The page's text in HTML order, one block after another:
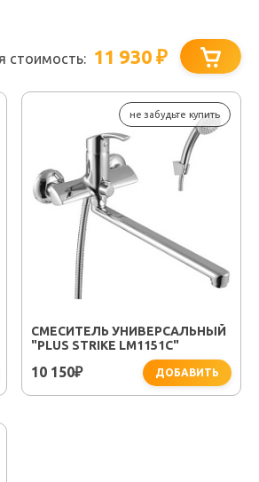
стоимость: 11 930₽
не забудьте купить
СМЕСИТЕЛЬ УНИВЕРСАЛЬНЫЙ
"PLUS STRIKE LM1151C"
10 150₽ ДОБАВИТЬ